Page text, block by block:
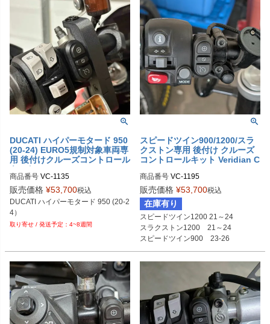
DUCATI ハイパーモタード 950
(20-24) EURO5規制対象車両専
用 後付けクルーズコントロール
キット Veridian Cruise
商品番号 VC-1135
販売価格 ¥53,700税込
DUCATI ハイパーモタード 950 (20-2
4）
4~8週間
スピードツイン900/1200/スラ
クストン専用 後付け クルーズ
コントロールキット Veridian C
商品番号 VC-1195
メーカー型番1195
販売価格 ¥53,700税込
在庫有り
スピードツイン1200 21～24
スラクストン1200　21～24
スピードツイン900　23-26